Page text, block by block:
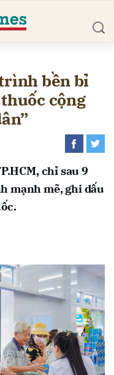
bền bỉ
cộng
chỉ sau 9
mạnh mẽ, ghi dấu
Hủy